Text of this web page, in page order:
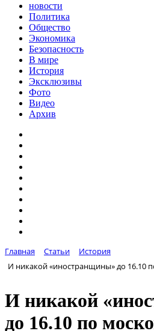
новости
Политика
Общество
Экономика
Безопасность
В мире
История
Эксклюзивы
Фото
Видео
Архив
Главная Статьи
История
И никакой «иностранщины» до 16.10
И никакой
до 16.10 по